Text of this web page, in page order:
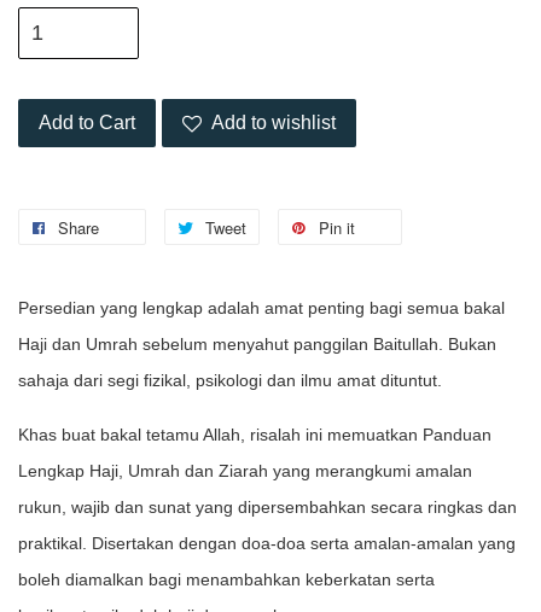
Add to Cart Add to wishlist
Share Tweet Pin it
Persedian yang lengkap adalah amat penting bagi semua bakal
Haji dan Umrah sebelum menyahut panggilan Baitullah. Bukan
sahaja dari segi fizikal, psikologi dan ilmu amat dituntut.
Khas buat bakal tetamu Allah, risalah ini memuatkan Panduan
Lengkap Haji, Umrah dan Ziarah yang merangkumi amalan
rukun, wajib dan sunat yang dipersembahkan secara ringkas dan
praktikal. Disertakan dengan doa-doa serta amalan-amalan yang
boleh diamalkan bagi menambahkan keberkatan serta